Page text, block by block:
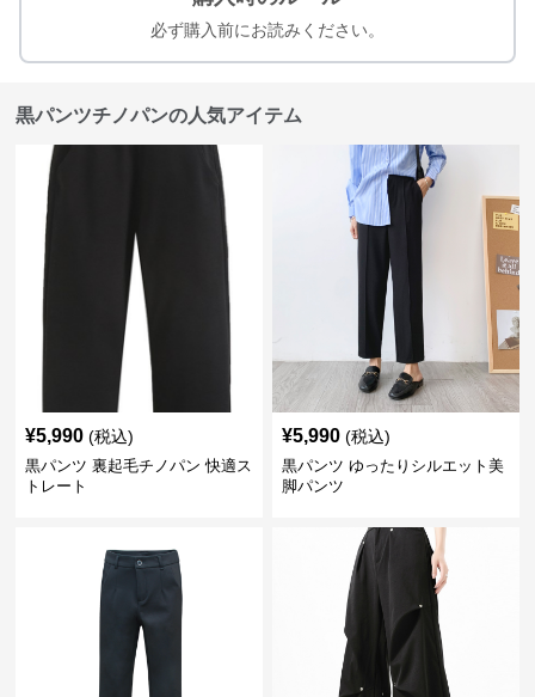
必ず購入前にお読みください。
黒パンツチノパンの人気アイテム
¥5,990 (税込)
黒パンツ 裏起毛チノパン 快適ス
トレート
¥5,990 (税込)
黒パンツ ゆったりシルエット美
脚パンツ